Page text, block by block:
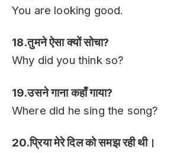
You are looking good.
18.तुमने ऐसा क्यों सोचा?
Why did you think so?
19.उसने गाना कहाँ गाया?
Where did he sing the song?
20.प्रिया मेरे दिल को समझ रही थी।